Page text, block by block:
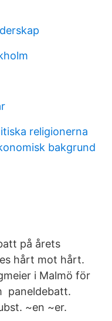
religionerna
bakgrund
på årets
hårt mot hårt.
i Malmö för
paneldebatt.
~en ~er.